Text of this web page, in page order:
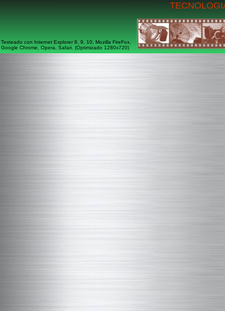
Testeado con Internet Explorer 8, 9, 10, Mozilla FireFox,
Google Chrome, Opera, Safari. (Optimizado 1280x720)